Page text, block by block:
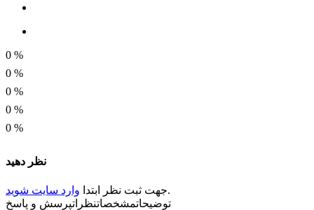
0 %
0 %
0 %
0 %
0 %
نظر دهید
جهت ثبت نظر ابتدا وارد سایت شوید
.
توضیحاتمشخصاتنظراتپرسش و پاسخ